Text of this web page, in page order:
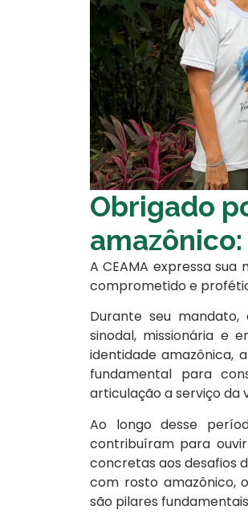
Obrigado
A CEAMA expressa
comprometido e
Durante seu
sinodal, missionária e
identidade amazônica,
fundamental para
articulação a serviço da
Ao longo desse
contribuíram para
concretas aos desafios
com rosto amazônico,
são pilares